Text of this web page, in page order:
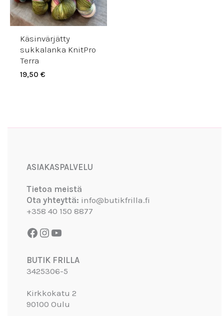
Käsinvärjätty
sukkalanka KnitPro
Terra
19,50€
ASIAKASPALVELU
Tietoa meistä
Ota yhteyttä: info@butikfrilla.fi
+358 40 150 8877
BUTIK FRILLA
3425306-5
Kirkkokatu 2
90100 Oulu